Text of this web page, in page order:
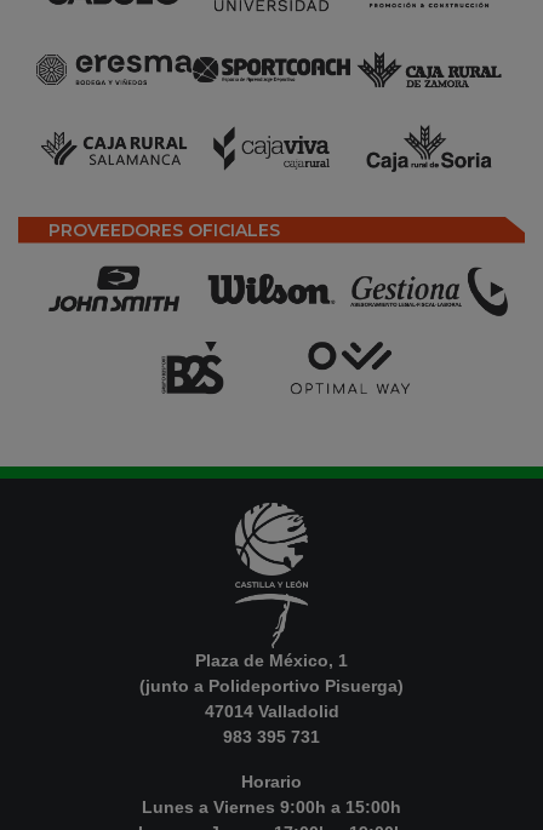
PROVEEDORES OFICIALES
Plaza de México, 1
(junto a Polideportivo Pisuerga)
47014 Valladolid
983 395 731
Horario
Lunes a Viernes 9:00h a 15:00h